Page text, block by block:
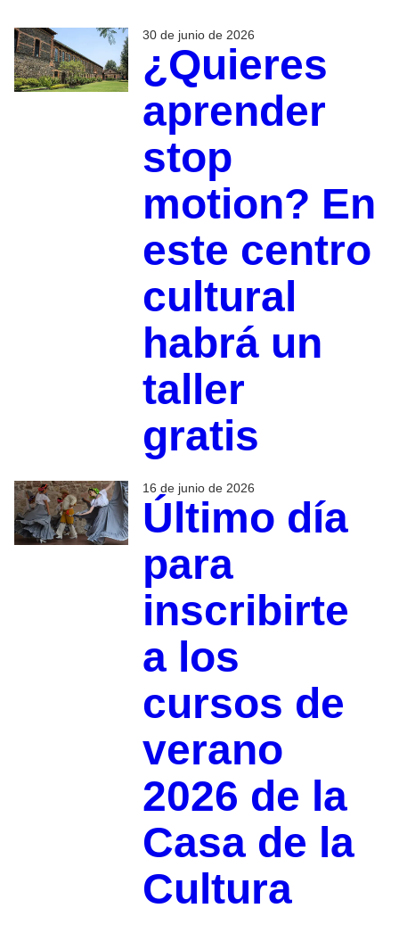
30 de junio de 2026
¿Quieres
aprender
stop
motion? En
este centro
cultural
habrá un
taller
gratis
16 de junio de 2026
Último día
para
inscribirte
a los
cursos de
verano
2026 de la
Casa de la
Cultura